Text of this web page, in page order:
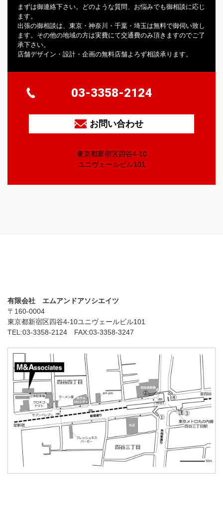
まずは御連絡下さい。どのような質問、お悩みでも御相談に応じ
ます。
出張の御相談は、東京・神奈川・千葉・埼玉は無料で御伺い致し
ます。その他の地域の方は実費にて交通費のみ頂きますのでご了
承下さい。
店舗デザイン・設計・企画の無料店舗よろず相談承ります。
03-3358-2124
お問い合わせ
東京都新宿区四谷4-10
ユニヴェールビル101
有限会社 エムアンドアソシエイツ
〒160-0004
東京都新宿区四谷4-10ユニヴェールビル101
TEL:03-3358-2124 FAX:03-3358-3247